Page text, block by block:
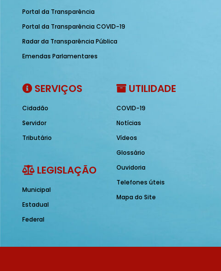
Portal da Transparência
Portal da Transparência COVID-19
Radar da Transparência Pública
Emendas Parlamentares
SERVIÇOS
Cidadão
Servidor
Tributário
LEGISLAÇÃO
Municipal
Estadual
Federal
UTILIDADE
COVID-19
Notícias
Vídeos
Glossário
Ouvidoria
Telefones úteis
Mapa do Site